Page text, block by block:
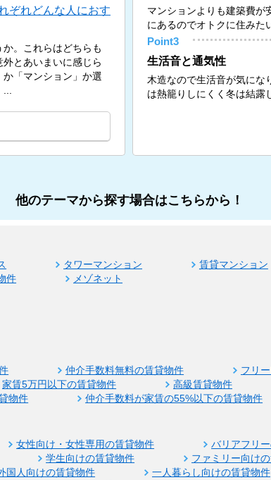
ぞれどんな人におす
。これらはどちらも
とあいまいに感じら
「マンション」か選
マンションよりも建築費が
にあるのでオトクに住みた
Point3
生活音と通気性
木造なので生活音が気にな
は熱籠りしにくく冬は結露
他のテーマから探す場合はこちらから！
タワーマンション 賃貸マンション
件 メゾネット
仲介手数料無料の賃貸物件
フリ
家賃5万円以下の賃貸物件
高級賃貸物件
物件
仲介手数料が家賃の55%以下の賃貸物件
女性向け・女性専用の賃貸物件
バリアフリ
学生向けの賃貸物件 ファミリー向け
国人向けの賃貸物件
一人暮らし向けの賃貸物件